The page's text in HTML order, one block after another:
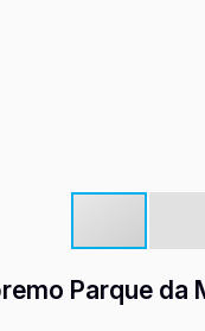
Parque da